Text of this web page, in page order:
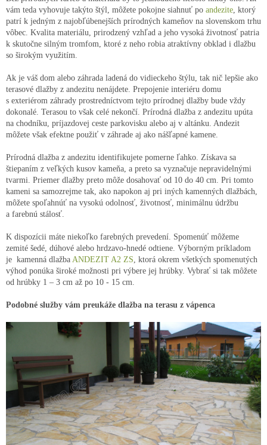
vám teda vyhovuje takýto štýl, môžete pokojne siahnuť po andezite , ktorý
patrí k jedným z najobľúbenejších prírodných kameňov na slovenskom trhu
vôbec. Kvalita materiálu, prirodzený vzhľad a jeho vysoká životnosť patria
k skutočne silným tromfom, ktoré z neho robia atraktívny obklad i dlažbu
so širokým využitím.
Ak je váš dom alebo záhrada ladená do vidieckeho štýlu, tak nič lepšie ako
terasové dlažby z andezitu nenájdete. Prepojenie interiéru domu
s exteriérom záhrady prostredníctvom tejto prírodnej dlažby bude vždy
dokonalé. Terasou to však celé nekončí. Prírodná dlažba z andezitu upúta
na chodníku, príjazdovej ceste parkovisku alebo aj v altánku. Andezit
môžete však efektne použiť v záhrade aj ako nášľapné kamene.
Prírodná dlažba z andezitu identifikujete pomerne ľahko. Získava sa
štiepaním z veľkých kusov kameňa, a preto sa vyznačuje nepravidelnými
tvarmi. Priemer dlažby preto môže dosahovať od 10 do 40 cm. Pri tomto
kameni sa samozrejme tak, ako napokon aj pri iných kamenných dlažbách,
môžete spoľahnúť na vysokú odolnosť, životnosť, minimálnu údržbu
a farebnú stálosť.
K dispozícii máte niekoľko farebných prevedení. Spomenúť môžeme
zemité šedé, dúhové alebo hrdzavo-hnedé odtiene. Výborným príkladom
je kamenná dlažba ANDEZIT A2 ZS , ktorá okrem všetkých spomenutých
výhod ponúka široké možnosti pri výbere jej hrúbky. Vybrať si tak môžete
od hrúbky 1 – 3 cm až po 10 - 15 cm.
Podobné služby vám preukáže dlažba na terasu z vápenca